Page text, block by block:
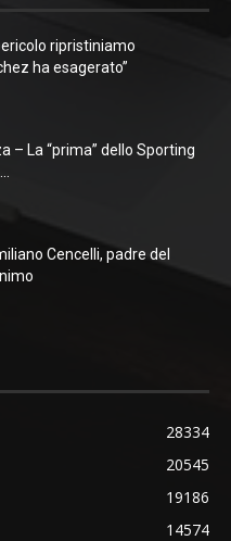
ripristiniamo
ha esagerato”
– La “prima” dello Sporting
Cencelli, padre del
28334
20545
19186
14574